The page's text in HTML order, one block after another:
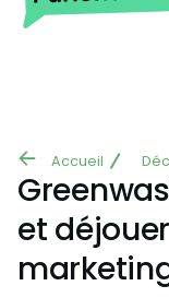
Aller au contenu
Fil
d'Ariane
Accueil
et